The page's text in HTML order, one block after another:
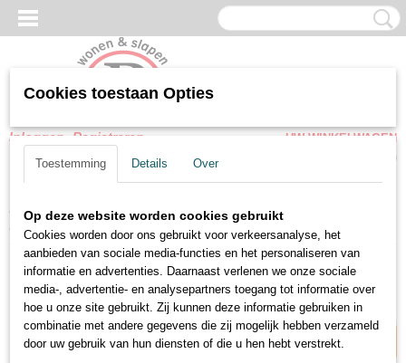
Inloggen Registreren
UW WINKELWAGEN
(0)
Home > Opbergbedden > Opbergbedden Met Matras
Moon opbergbed complete set
Zelf samenstellen
Cookies toestaan Opties
Toestemming Details Over
Op deze website worden cookies gebruikt
Cookies worden door ons gebruikt voor verkeersanalyse, het
aanbieden van sociale media-functies en het personaliseren van
informatie en advertenties. Daarnaast verlenen we onze sociale
media-, advertentie- en analysepartners toegang tot informatie over
hoe u onze site gebruikt. Zij kunnen deze informatie gebruiken in
combinatie met andere gegevens die zij mogelijk hebben verzameld
door uw gebruik van hun diensten of die u hen hebt verstrekt.